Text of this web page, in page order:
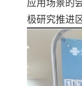
极研究推进